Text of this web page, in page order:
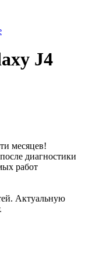
J4
месяцев!
диагностики
работ
Актуальную